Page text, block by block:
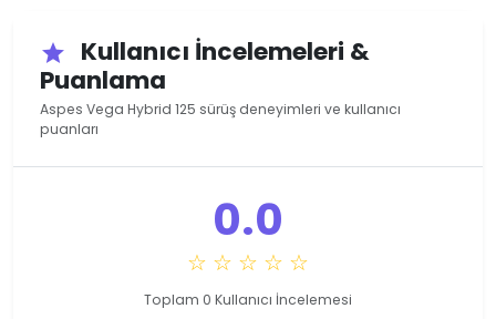
star
Kullanıcı İncelemeleri &
Puanlama
Aspes Vega Hybrid 125 sürüş deneyimleri ve kullanıcı
puanları
0.0
☆ ☆ ☆ ☆ ☆
Toplam 0 Kullanıcı İncelemesi